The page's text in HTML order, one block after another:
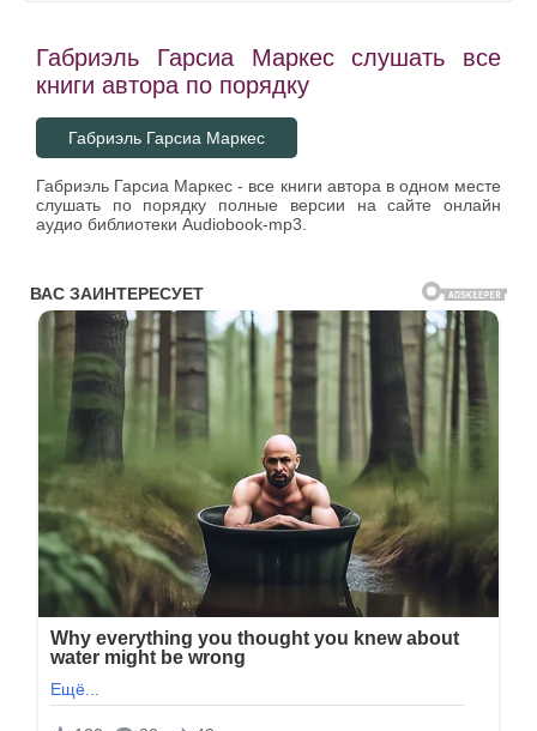
Габриэль Гарсиа Маркес слушать все
книги автора по порядку
Габриэль Гарсиа Маркес
Габриэль Гарсиа Маркес - все книги автора в одном месте
слушать по порядку полные версии на сайте онлайн
аудио библиотеки Audiobook-mp3.